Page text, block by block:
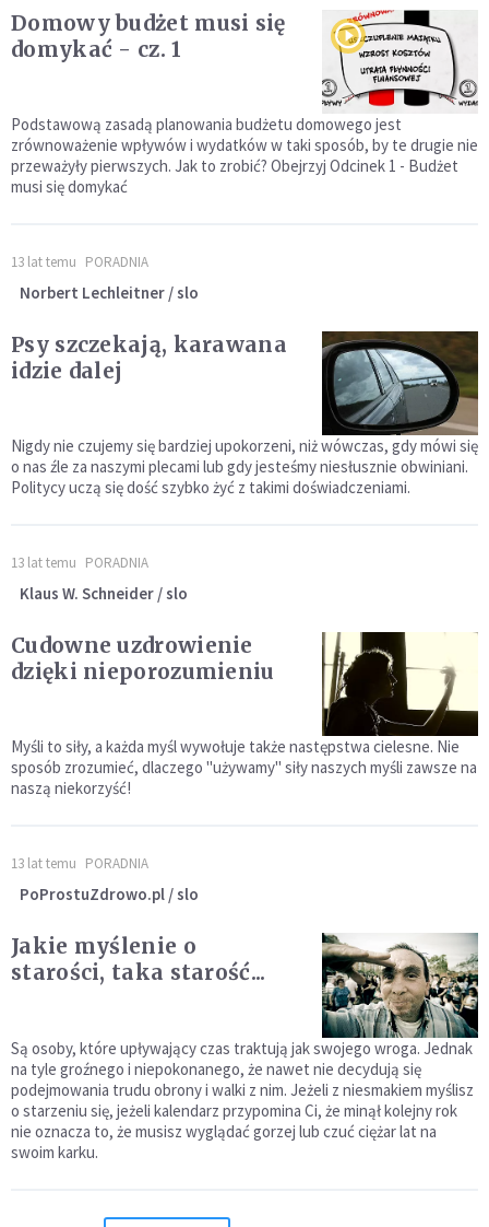
Domowy budżet musi się
domykać - cz. 1
Podstawową zasadą planowania budżetu domowego jest
zrównoważenie wpływów i wydatków w taki sposób, by te drugie nie
przeważyły pierwszych. Jak to zrobić? Obejrzyj Odcinek 1 - Budżet
musi się domykać
13 lat temu PORADNIA
Norbert Lechleitner / slo
Psy szczekają, karawana
idzie dalej
Nigdy nie czujemy się bardziej upokorzeni, niż wówczas, gdy mówi się
o nas źle za naszymi plecami lub gdy jesteśmy niesłusznie obwiniani.
Politycy uczą się dość szybko żyć z takimi doświadczeniami.
13 lat temu PORADNIA
Klaus W. Schneider / slo
Cudowne uzdrowienie
dzięki nieporozumieniu
Myśli to siły, a każda myśl wywołuje także następstwa cielesne. Nie
sposób zrozumieć, dlaczego "używamy" siły naszych myśli zawsze na
naszą niekorzyść!
13 lat temu PORADNIA
PoProstuZdrowo.pl / slo
Jakie myślenie o
starości, taka starość...
Są osoby, które upływający czas traktują jak swojego wroga. Jednak
na tyle groźnego i niepokonanego, że nawet nie decydują się
podejmowania trudu obrony i walki z nim. Jeżeli z niesmakiem myślisz
o starzeniu się, jeżeli kalendarz przypomina Ci, że minął kolejny rok
nie oznacza to, że musisz wyglądać gorzej lub czuć ciężar lat na
swoim karku.